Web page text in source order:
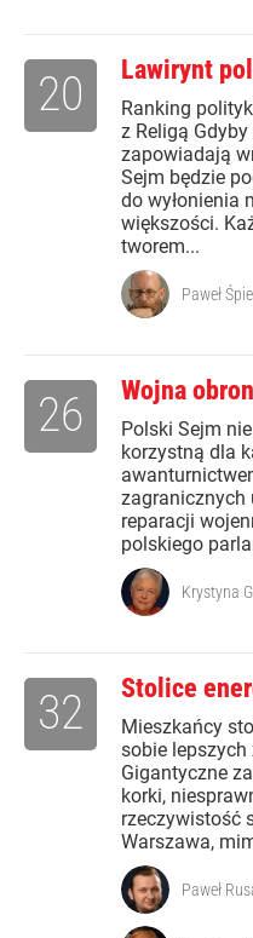
Lawirynt
Ranking
z Religą
zapowiadają
Sejm będzie
do wyłonienia
większości.
tworem...
20
Paweł
Wojna
Polski Sejm
korzystną dla
zagranicznych
reparacji
polskiego
26
Krystyna
Stolice
Mieszkańcy
sobie
Gigantyczne
korki,
rzeczywistość
Warszawa,
32
Paweł